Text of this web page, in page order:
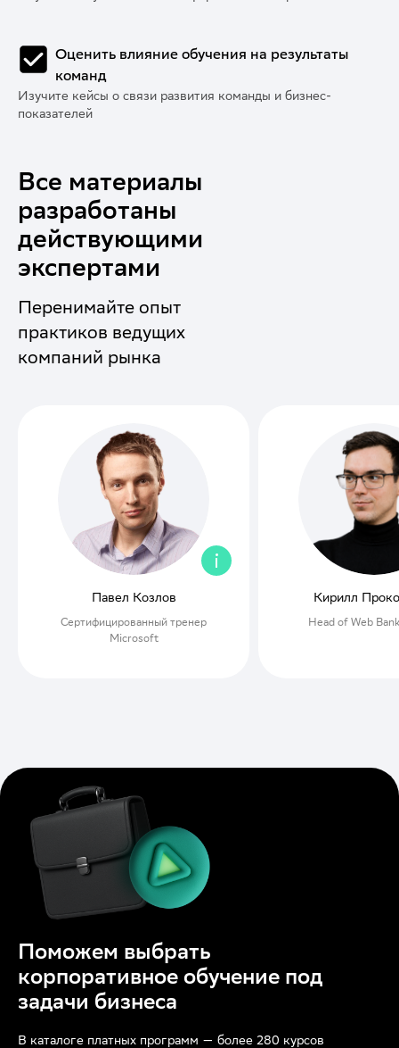
Оценить влияние обучения на результаты
команд
Изучите кейсы о связи развития команды и бизнес-
показателей
Все материалы
разработаны
действующими
экспертами
Перенимайте опыт
практиков ведущих
компаний рынка
Кирилл Прокопенко
Head of Web Banking МТС
Артём
Ведущий
Поможем выбрать
корпоративное обучение под
задачи бизнеса
В каталоге платных программ — более 280 курсов